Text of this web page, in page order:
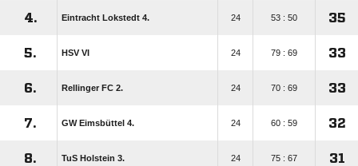
4. Eintracht Lokstedt 4. 24 53 : 50 35
5. HSV VI 24 79 : 69 33
6. Rellinger FC 2. 24 70 : 69 33
7. GW Eimsbüttel 4. 24 60 : 59 32
8. TuS Holstein 3. 24 75 : 67 31